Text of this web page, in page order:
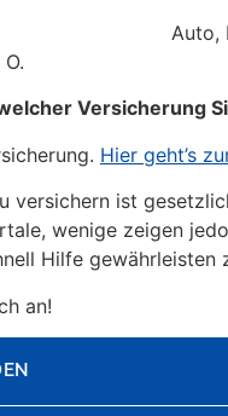
Auto,
Versicherung
Hier geht’s
versichern ist
wenige zeigen
Hilfe
an!